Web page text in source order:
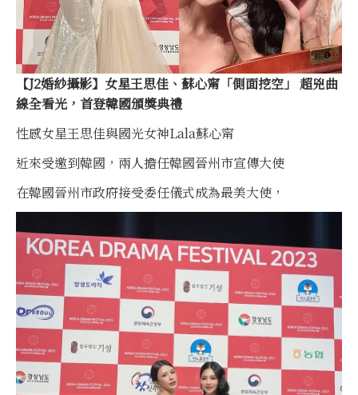
【J2婚紗攝影】女星王思佳、蘇心甯「側面挖空」 超兇曲
線全看光，首登韓國頒獎典禮
性感女星王思佳與國光女神Lala蘇心甯
近來受邀到韓國，兩人擔任韓國晉州市宣傳大使
在韓國晉州市政府接受委任儀式成為最美大使，